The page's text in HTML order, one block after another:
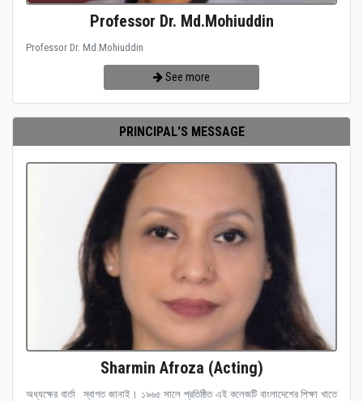
Professor Dr. Md.Mohiuddin
Professor Dr. Md.Mohiuddin
See more
PRINCIPAL'S MESSAGE
Sharmin Afroza (Acting)
অধ্যক্ষের বার্তা স্বাগত জানাই। ১৯৬৫ সালে প্রতিষ্ঠিত এই কলেজটি বাংলাদেশের শিক্ষা খাতে